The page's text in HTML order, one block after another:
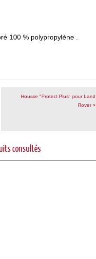
100 % polypropylène .
Housse "Protect Plus" pour Land
Rover >
consultés